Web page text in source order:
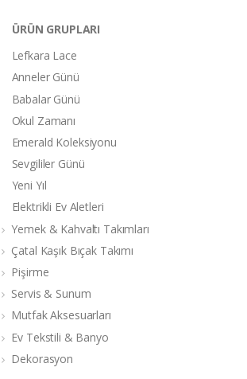
ÜRÜN GRUPLARI
Lefkara Lace
Anneler Günü
Babalar Günü
Okul Zamanı
Emerald Koleksiyonu
Sevgililer Günü
Yeni Yıl
Elektrikli Ev Aletleri
Yemek & Kahvaltı Takımları
Çatal Kaşık Bıçak Takımı
Pişirme
Servis & Sunum
Mutfak Aksesuarları
Ev Tekstili & Banyo
Dekorasyon